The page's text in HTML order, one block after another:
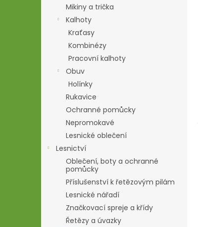
Mikiny a trička
Kalhoty
Kraťasy
Kombinézy
Pracovní kalhoty
Obuv
Holínky
Rukavice
Ochranné pomůcky
Nepromokavé
Lesnické oblečení
Lesnictví
Oblečení, boty a ochranné
pomůcky
Příslušenství k řetězovým pilám
Lesnické nářadí
Značkovací spreje a křídy
Řetězy a úvazky